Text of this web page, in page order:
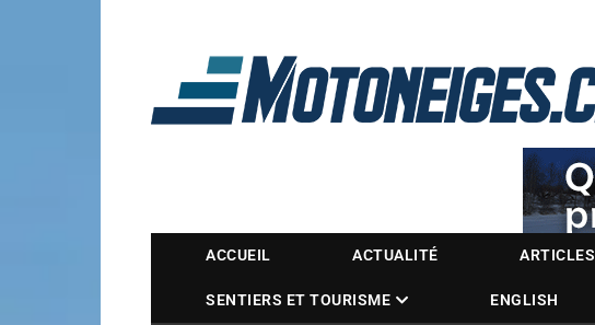
Magazine Motoneiges.ca
ACCUEIL ACTUALITÉ ARTICLES
SENTIERS ET TOURISME ENGLISH